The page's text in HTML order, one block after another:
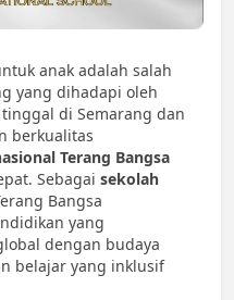
anak adalah salah
yang dihadapi oleh
di Semarang dan
berkualitas
Terang Bangsa
Sebagai sekolah
Bangsa
yang
dengan budaya
belajar yang inklusif